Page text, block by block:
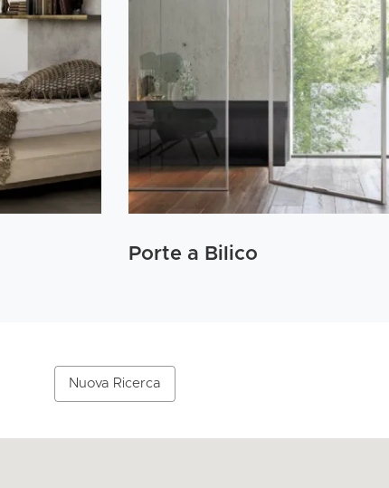
Porte a Bilico
Nuova Ricerca